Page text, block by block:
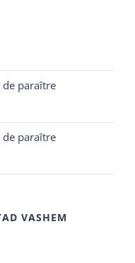
de paraître
de paraître
VASHEM